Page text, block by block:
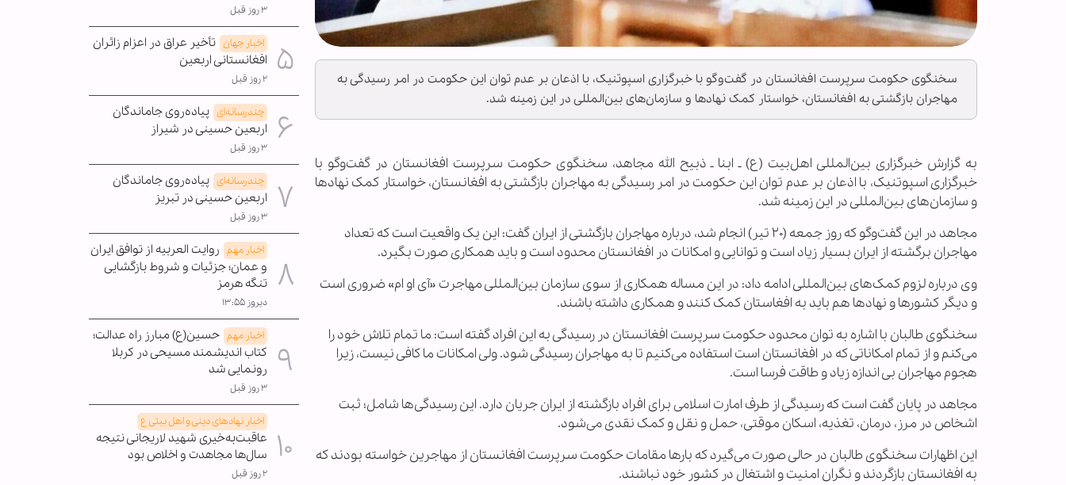
سخنگوی حکومت سرپرست افغانستان در گفت‌وگو با خبرگزاری اسپوتنیک، با اذعان بر عدم توان این حکومت در امر رسیدگی به
مهاجران بازگشتی به افغانستان، خواستار کمک نهادها و سازمان‌های بین‌المللی در این زمینه شد.
به گزارش خبرگزاری بین‌المللی اهل‌بیت (ع) ـ ابنا ـ ذبیح الله مجاهد، سخنگوی حکومت سرپرست افغانستان در گفت‌وگو با
خبرگزاری اسپوتنیک، با اذعان بر عدم توان این حکومت در امر رسیدگی به مهاجران بازگشتی به افغانستان، خواستار کمک نهادها
و سازمان‌های بین‌المللی در این زمینه شد.
مجاهد در این گفت‌وگو که روز جمعه (۲۰ تیر) انجام شد، درباره مهاجران بازگشتی از ایران گفت: این یک واقعیت است که تعداد
مهاجران برگشته از ایران بسیار زیاد است و توانایی و امکانات در افغانستان محدود است و باید همکاری صورت بگیرد.
وی درباره لزوم کمک‌های بین‌المللی ادامه داد: در این مساله همکاری از سوی سازمان بین‌المللی مهاجرت «آی او ام» ضروری است
و دیگر کشورها و نهادها هم باید به افغاستان کمک کنند و همکاری داشته باشند.
سخنگوی طالبان با اشاره به توان محدود حکومت سرپرست افغانستان در رسیدگی به این افراد گفته است: ما تمام تلاش خود را
می‌کنم و از تمام امکاناتی که در افغانستان است استفاده می‌کنیم تا به مهاجران رسیدگی شود. ولی امکانات ما کافی نیست، زیرا
هجوم مهاجران بی اندازه زیاد و طاقت فرسا است.
مجاهد در پایان گفت است که رسیدگی از طرف امارت اسلامی برای افراد بازگشته از ایران جریان دارد. این رسیدگی‌ها شامل؛ ثبت
اشخاص در مرز، درمان، تغذیه، اسکان موقتی، حمل و نقل و کمک نقدی می‌شود.
این اظهارات سخنگوی طالبان در حالی صورت می‌گیرد که بارها مقامات حکومت سرپرست افغانستان از مهاجرین خواسته بودند که
به افغانستان بازگردند و نگران امنیت و اشتغال در کشور خود نباشند.
۳ روز قبل
اخبار جهان تأخیر عراق در اعزام زائران
افغانستانی اربعین
۲ روز قبل
چندرسانه‌ای پیاده‌روی جاماندگان
اربعین حسینی در شیراز
۳ روز قبل
چندرسانه‌ای پیاده‌روی جاماندگان
اربعین حسینی در تبریز
۳ روز قبل
اخبار مهم روایت العربیه از توافق ایران
و عمان؛ جزئیات و شروط بازگشایی
تنگه هرمز
دیروز ۱۳:۵۵
اخبار مهم حسین(ع) مبارز راه عدالت؛
کتاب اندیشمند مسیحی در کربلا
رونمایی شد
۳ روز قبل
اخبار نهادهای دینی و اهل بیتی ع
عاقبت‌به‌خیری شهید لاریجانی نتیجه
سال‌ها مجاهدت و اخلاص بود
۲ روز قبل